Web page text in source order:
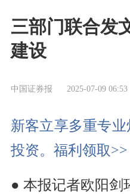
三部门联合发
建设
中国证券报 2025-07-09 06:53
新客立享多重专
投资。福利领取>>
● 本报记者欧阳剑